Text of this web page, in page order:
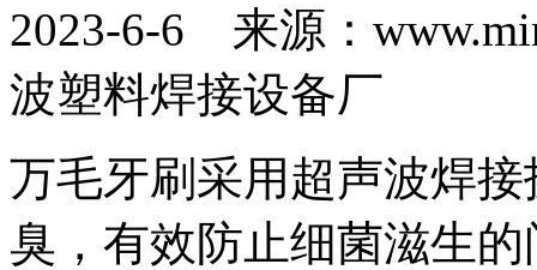
2023-6-6 来源：
波塑料焊接设备厂
万毛牙刷采用超声波焊
臭，有效防止细菌滋生的